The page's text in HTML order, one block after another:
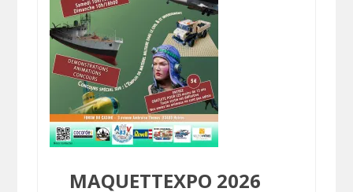
MAQUETTEXPO 2026